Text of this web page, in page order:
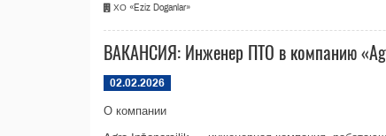
ХО «Eziz Doganlar»
ВАКАНСИЯ: Инженер ПТО в компанию
02.02.2026
О компании